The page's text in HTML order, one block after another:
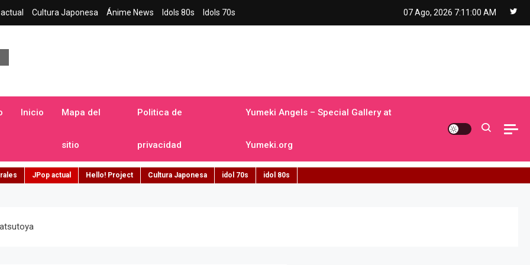
Cultura Japonesa Ánime News Idols 80s Idols 70s 07 Ago, 2026 7:11:00 AM
Inicio Mapa del
sitio
Politica de
privacidad
Yumeki Angels – Special Gallery at
Yumeki.org
JPop actual Hello! Project Cultura Japonesa idol 70s idol 80s